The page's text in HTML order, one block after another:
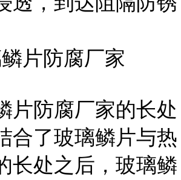
片防腐厂家的长处
合了玻璃鳞片与热
长处之后，玻璃鳞